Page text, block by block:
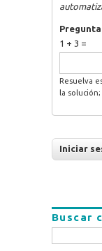
1 + 3 =
Resuelva
la solución;
Buscar